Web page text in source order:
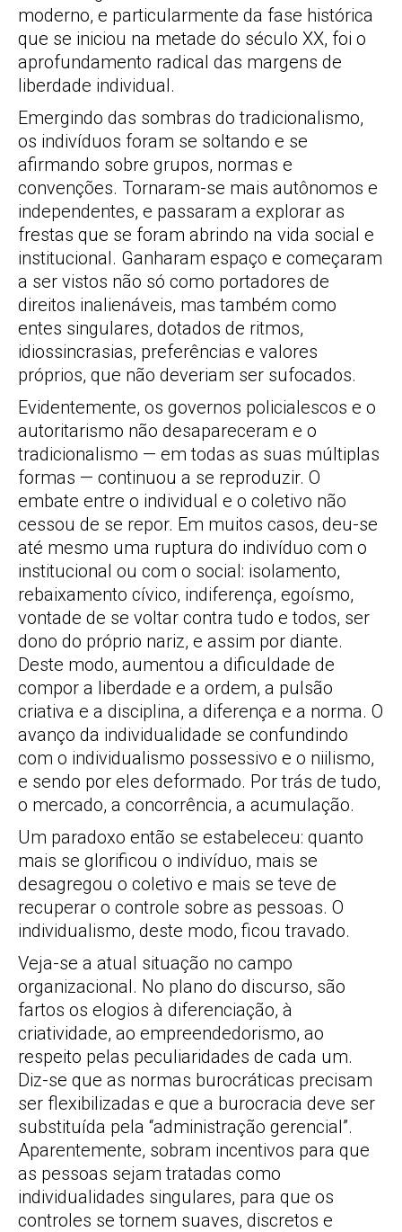
moderno, e particularmente da fase histórica
que se iniciou na metade do século XX, foi o
aprofundamento radical das margens de
liberdade individual.
Emergindo das sombras do tradicionalismo,
os indivíduos foram se soltando e se
afirmando sobre grupos, normas e
convenções. Tornaram-se mais autônomos e
independentes, e passaram a explorar as
frestas que se foram abrindo na vida social e
institucional. Ganharam espaço e começaram
a ser vistos não só como portadores de
direitos inalienáveis, mas também como
entes singulares, dotados de ritmos,
idiossincrasias, preferências e valores
próprios, que não deveriam ser sufocados.
Evidentemente, os governos policialescos e o
autoritarismo não desapareceram e o
tradicionalismo — em todas as suas múltiplas
formas — continuou a se reproduzir. O
embate entre o individual e o coletivo não
cessou de se repor. Em muitos casos, deu-se
até mesmo uma ruptura do indivíduo com o
institucional ou com o social: isolamento,
rebaixamento cívico, indiferença, egoísmo,
vontade de se voltar contra tudo e todos, ser
dono do próprio nariz, e assim por diante.
Deste modo, aumentou a dificuldade de
compor a liberdade e a ordem, a pulsão
criativa e a disciplina, a diferença e a norma. O
avanço da individualidade se confundindo
com o individualismo possessivo e o niilismo,
e sendo por eles deformado. Por trás de tudo,
o mercado, a concorrência, a acumulação.
Um paradoxo então se estabeleceu: quanto
mais se glorificou o indivíduo, mais se
desagregou o coletivo e mais se teve de
recuperar o controle sobre as pessoas. O
individualismo, deste modo, ficou travado.
Veja-se a atual situação no campo
organizacional. No plano do discurso, são
fartos os elogios à diferenciação, à
criatividade, ao empreendedorismo, ao
respeito pelas peculiaridades de cada um.
Diz-se que as normas burocráticas precisam
ser flexibilizadas e que a burocracia deve ser
substituída pela “administração gerencial”.
Aparentemente, sobram incentivos para que
as pessoas sejam tratadas como
individualidades singulares, para que os
controles se tornem suaves, discretos e